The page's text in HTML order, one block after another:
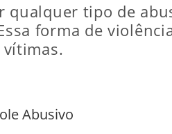
qualquer tipo de
forma de
vítimas.
Abusivo